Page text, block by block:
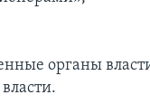
органы